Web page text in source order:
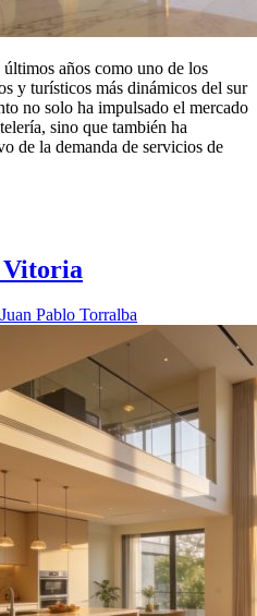
años como uno de los
y turísticos más dinámicos del sur
no solo ha impulsado el mercado
sino que también ha
de la demanda de servicios de
Vitoria
Juan Pablo Torralba